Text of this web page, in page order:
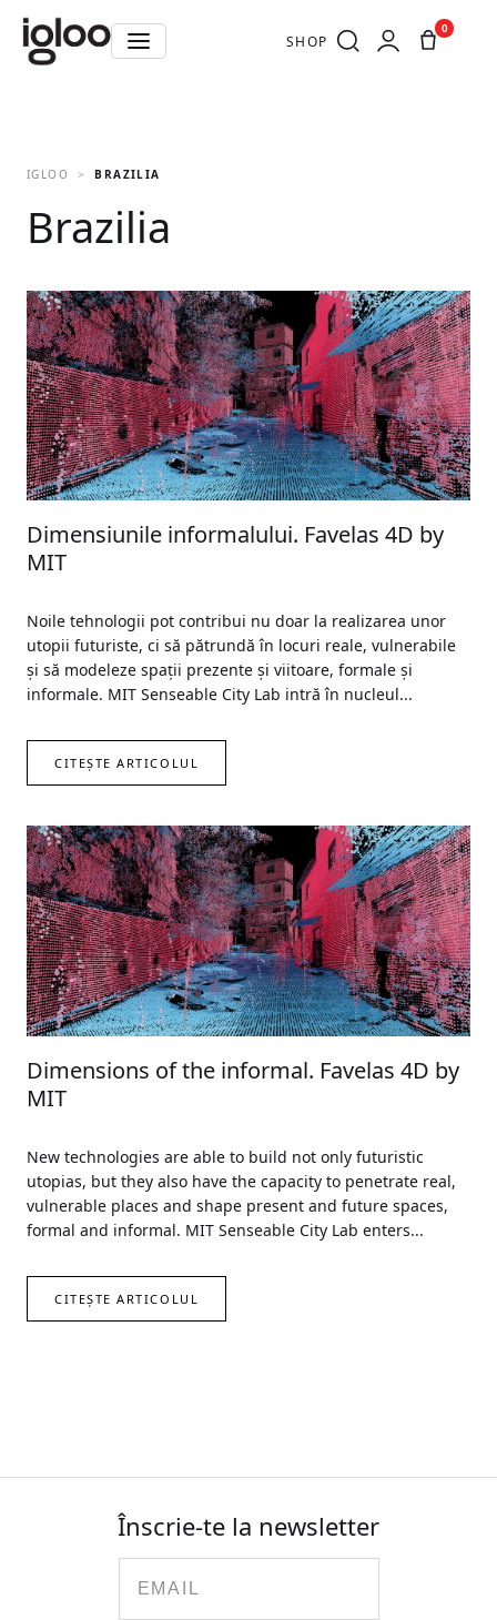
SHOP
0
IGLOO BRAZILIA
Brazilia
Dimensiunile informalului. Favelas 4D by
MIT
Noile tehnologii pot contribui nu doar la realizarea unor
utopii futuriste, ci să pătrundă în locuri reale, vulnerabile
și să modeleze spații prezente și viitoare, formale și
informale. MIT Senseable City Lab intră în nucleul...
CITEȘTE ARTICOLUL
Dimensions of the informal. Favelas 4D by
MIT
New technologies are able to build not only futuristic
utopias, but they also have the capacity to penetrate real,
vulnerable places and shape present and future spaces,
formal and informal. MIT Senseable City Lab enters...
CITEȘTE ARTICOLUL
Înscrie-te la newsletter